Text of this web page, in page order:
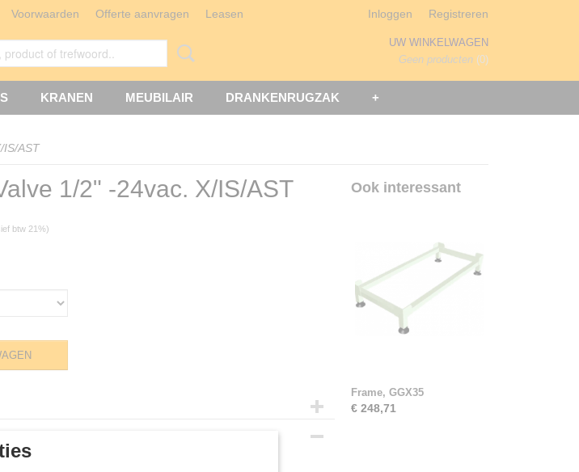
Voorwaarden Offerte aanvragen Leasen Inloggen Registreren
UW WINKELWAGEN
Geen producten (0)
KRANEN MEUBILAIR DRANKENRUGZAK +
IS/AST
1/2" -24vac. X/IS/AST
btw 21%)
2" -24vac. X/IS/AST GGSV1/2-24v
Ook interessant
Frame, GGX35
€ 248,71